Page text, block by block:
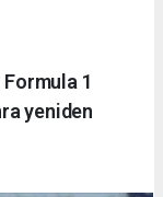
1
yeniden